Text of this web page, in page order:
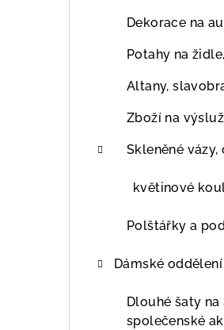
Dekorace na
Potahy na
Altany,
Zboží na
Skleněné vázy,
květinové
Polštářky a
Dámské oddělení
Dlouhé šaty
společenské